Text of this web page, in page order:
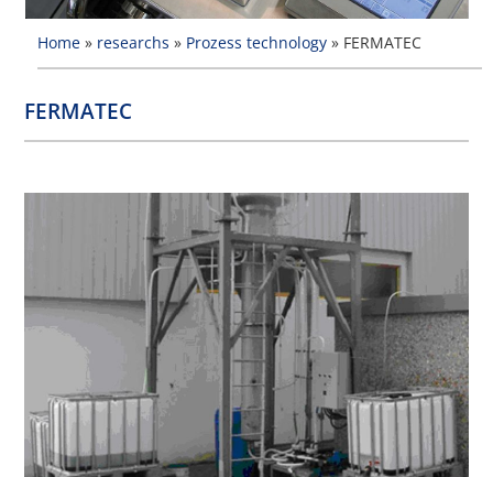
Home » researchs » Prozess technology » FERMATEC
FERMATEC